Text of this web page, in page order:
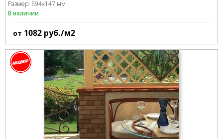
Размер: 594x147 мм
В наличии
от 1082 руб./м2